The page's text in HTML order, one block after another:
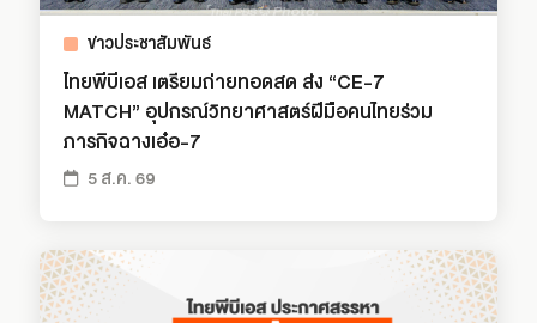
ข่าวประชาสัมพันธ์
ไทยพีบีเอส เตรียมถ่ายทอดสด ส่ง “CE-7
MATCH” อุปกรณ์วิทยาศาสตร์ฝีมือคนไทยร่วม
ภารกิจฉางเอ๋อ-7
5 ส.ค. 69